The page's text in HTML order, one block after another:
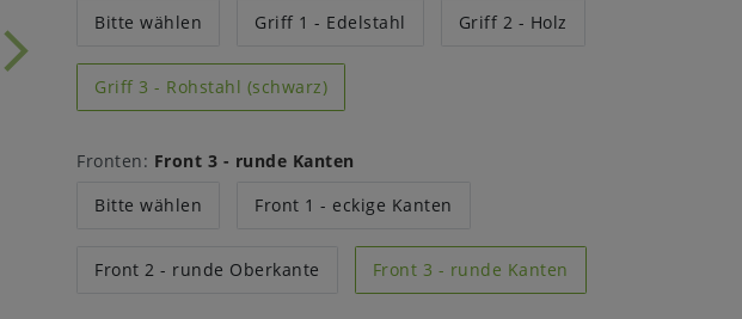
Bitte wählen
Griff 1 - Edelstahl Griff 2 - Holz
Griff 3 - Rohstahl (schwarz)
Fronten: Front 3 - runde Kanten
Bitte wählen
Front 1 - eckige Kanten
Front 2 - runde Oberkante Front 3 - runde Kanten